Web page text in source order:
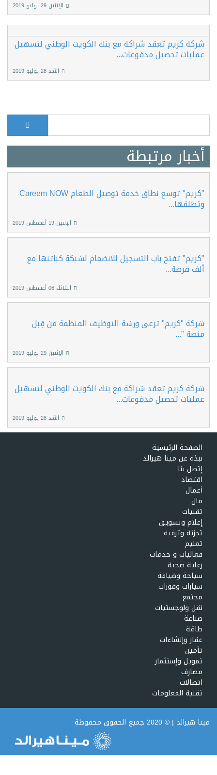
الإثنين 29 يوليو 2019
شركة كريم تعقد شراكة مع بنك الكويت الوطني لتسهيل
عمليات تحصيل مدفوعات...
الأحد 28 يوليو 2019
Search form بحث
أخبار مرتبطة
"كريم" توسع نطاق خدمة توصيل الطعام Careem NOW
وتطلقها...
الإثنين 19 أغسطس 2019
"كريم" تفتح باب التسجيل للانضمام لشبكة كباتنها مع
ألف فرصة...
الثلاثاء 06 أغسطس 2019
شركة "كريم" ترعى ورشة التوظيف المنظمة من قِبل
منصة "...
الإثنين 29 يوليو 2019
شركة كريم تعقد شراكة مع بنك الكويت الوطني لتسهيل
عمليات تحصيل مدفوعات...
الأحد 28 يوليو 2019
الصفحة الرئيسية
نبذة عن مينا هيرالد
إتصل بنا
اقتصاد
أعمال
مال
تقنيات
إعلام وتسويق
تجزئة وترفيه
تعليم
فعاليات و خدمات
رعاية صحية
سياحة وضيافة
سيارات وقوراب
مجتمع
نقل ولوجستيات
صناعة
طاقة
عقار وإنشاءات
تأمين
تمويل وإستثمار
مصارف
اتصالات
تقنية المعلومات
مينا هيرالد| © 2020 جميع الحقوق محفوظة